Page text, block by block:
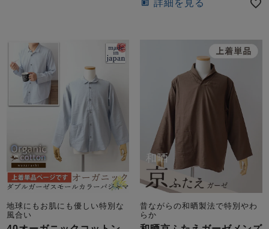
詳細を見る
地球にもお肌にも優しい特別な
風合い
昔ながらの和晒製法で特別やわ
らか